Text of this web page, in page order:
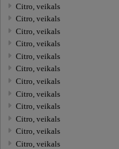
Citro, veikals
Citro, veikals
Citro, veikals
Citro, veikals
Citro, veikals
Citro, veikals
Citro, veikals
Citro, veikals
Citro, veikals
Citro, veikals
Citro, veikals
Citro, veikals